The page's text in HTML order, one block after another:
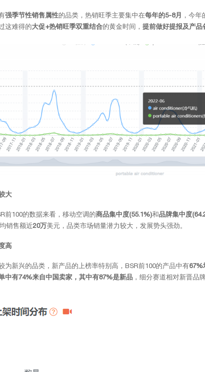
强季节性销售属性的品类，热销旺季主要集中在每年的5-8月
，今
这难得的大促+热销旺季双重结合的黄金时间， 提前做好提报及产品
大
前100的数据来看，移动空调的商品集中度(55.1%)和品牌集中度
销售额近20万美元，品类市场销量潜力较大，发展势头强劲。
高
为新兴的品类，新产品的上榜率特别高，BSR前100的产品中有67%
中有74%来自中国卖家，其中有87%是新品，细分赛道相对新晋品